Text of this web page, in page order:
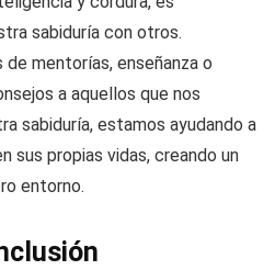
sabiduría con otros.
mentorías, enseñanza o
a aquellos que nos
sabiduría, estamos ayudando a
sus propias vidas, creando un
entorno.